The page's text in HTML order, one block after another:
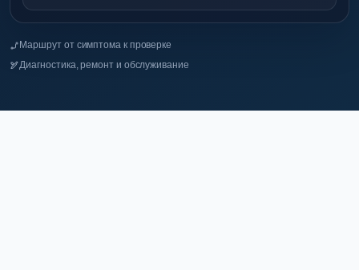
Маршрут от симптома к проверке
Диагностика, ремонт и обслуживание